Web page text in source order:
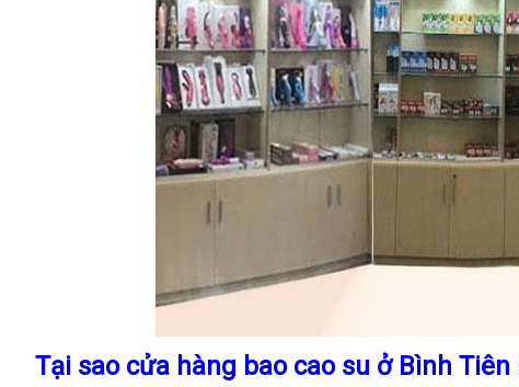
Tại sao cửa hàng bao cao su ở Bình